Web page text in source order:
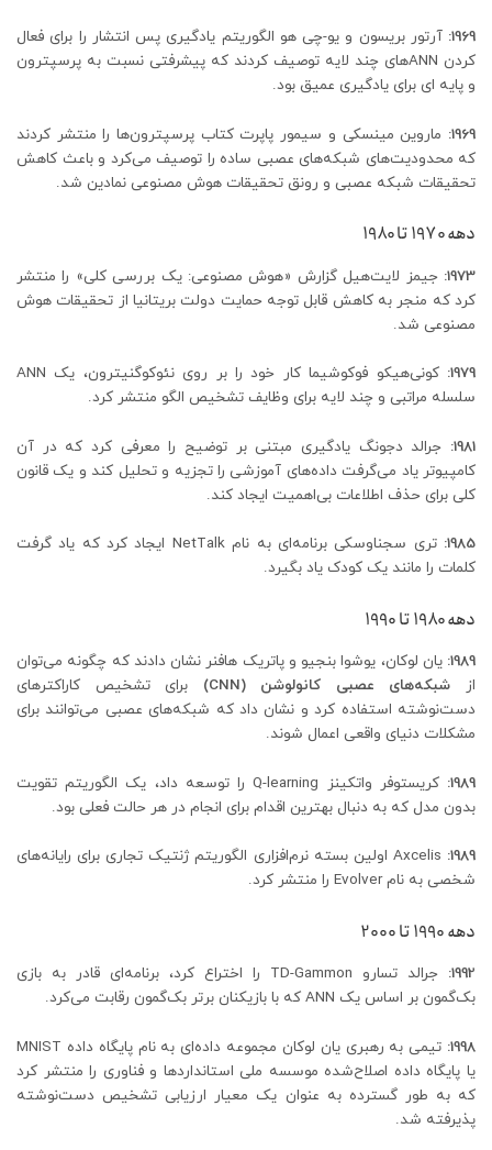
1969: آرتور بریسون و یو-چی هو الگوریتم یادگیری پس انتشار را برای فعال
کردن ANNهای چند لایه توصیف کردند که پیشرفتی نسبت به پرسپترون
و پایه ای برای یادگیری عمیق بود.
1969: ماروین مینسکی و سیمور پاپرت کتاب پرسپترون‌ها را منتشر کردند
که محدودیت‌های شبکه‌های عصبی ساده را توصیف می‌کرد و باعث کاهش
تحقیقات شبکه عصبی و رونق تحقیقات هوش مصنوعی نمادین شد.
دهه 1970 تا 1980
1973: جیمز لایت‌هیل گزارش «هوش مصنوعی: یک بررسی کلی» را منتشر
کرد که منجر به کاهش قابل توجه حمایت دولت بریتانیا از تحقیقات هوش
مصنوعی شد.
1979:
کونی‌هیکو فوکوشیما کار خود را بر روی نئوکوگنیترون، یک ANN
سلسله مراتبی و چند لایه برای وظایف تشخیص الگو منتشر کرد.
1981: جرالد دجونگ یادگیری مبتنی بر توضیح را معرفی کرد که در آن
کامپیوتر یاد می‌گرفت داده‌های آموزشی را تجزیه و تحلیل کند و یک قانون
کلی برای حذف اطلاعات بی‌اهمیت ایجاد کند.
1985:
تری سجناوسکی برنامه‌ای به نام NetTalk ایجاد کرد که یاد گرفت
کلمات را مانند یک کودک یاد بگیرد.
دهه 1980 تا 1990
1989: یان لوکان، یوشوا بنجیو و پاتریک هافنر نشان دادند که چگونه می‌توان
از شبکه‌های عصبی کانولوشن (CNN
) برای تشخیص کاراکترهای
دست‌نوشته استفاده کرد و نشان داد که شبکه‌های عصبی می‌توانند برای
مشکلات دنیای واقعی اعمال شوند.
1989:
کریستوفر واتکینز Q-learning را توسعه داد، یک الگوریتم تقویت
بدون مدل که به دنبال بهترین اقدام برای انجام در هر حالت فعلی بود.
1989:
Axcelis اولین بسته نرم‌افزاری الگوریتم ژنتیک تجاری برای رایانه‌های
شخصی به نام Evolver را منتشر کرد.
دهه 1990 تا 2000
1992:
جرالد تسارو TD-Gammon را اختراع کرد، برنامه‌ای قادر به بازی
بک‌گمون بر اساس یک ANN که با بازیکنان برتر بک‌گمون رقابت می‌کرد.
1998:
تیمی به رهبری یان لوکان مجموعه داده‌ای به نام پایگاه داده MNIST
یا پایگاه داده اصلاح‌شده موسسه ملی استانداردها و فناوری را منتشر کرد
که به طور گسترده به عنوان یک معیار ارزیابی تشخیص دست‌نوشته
پذیرفته شد.